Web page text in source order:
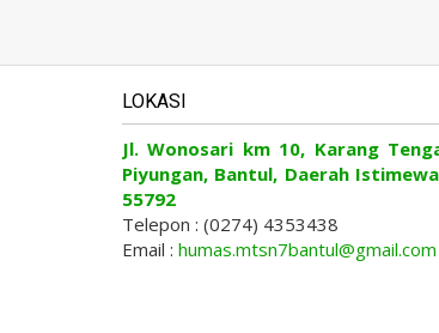
LOKASI
Jl. Wonosari km 10, Karang
Piyungan, Bantul, Daerah
55792
Telepon : (0274) 4353438
Email : humas.mtsn7bantul@gmail.com